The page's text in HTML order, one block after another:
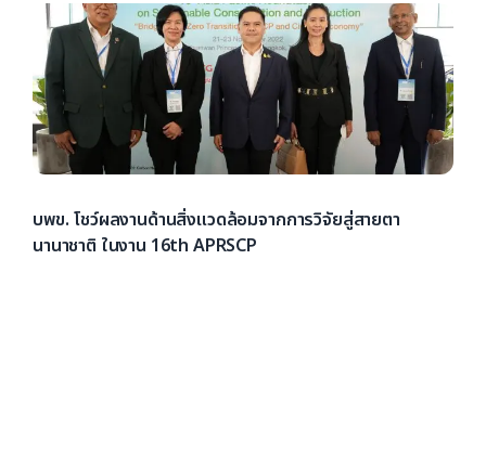
บพข. โชว์ผลงานด้านสิ่งแวดล้อมจากการวิจัยสู่สายตา
นานาชาติ ในงาน 16th APRSCP